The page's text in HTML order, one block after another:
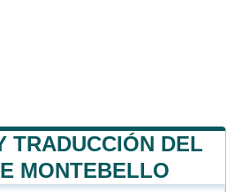
TRADUCCIÓN DEL
MONTEBELLO